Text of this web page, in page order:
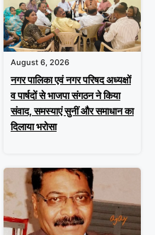
August 6, 2026
नगर पालिका एवं नगर परिषद अध्यक्षों
व पार्षदों से भाजपा संगठन ने किया
संवाद, समस्याएं सुनीं और समाधान का
दिलाया भरोसा